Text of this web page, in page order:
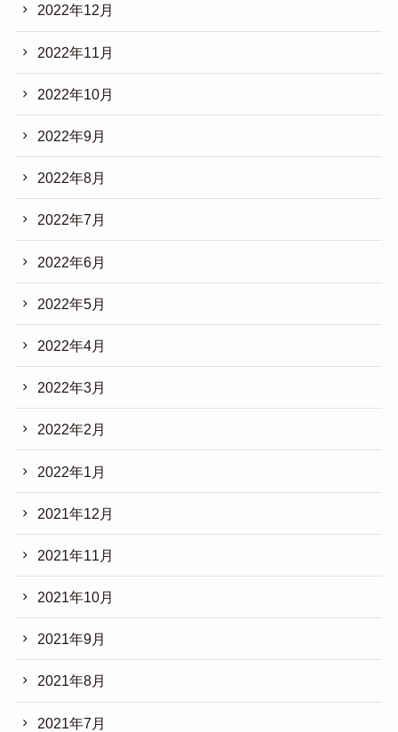
2022年12月
2022年11月
2022年10月
2022年9月
2022年8月
2022年7月
2022年6月
2022年5月
2022年4月
2022年3月
2022年2月
2022年1月
2021年12月
2021年11月
2021年10月
2021年9月
2021年8月
2021年7月